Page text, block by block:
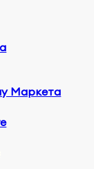
Маркета